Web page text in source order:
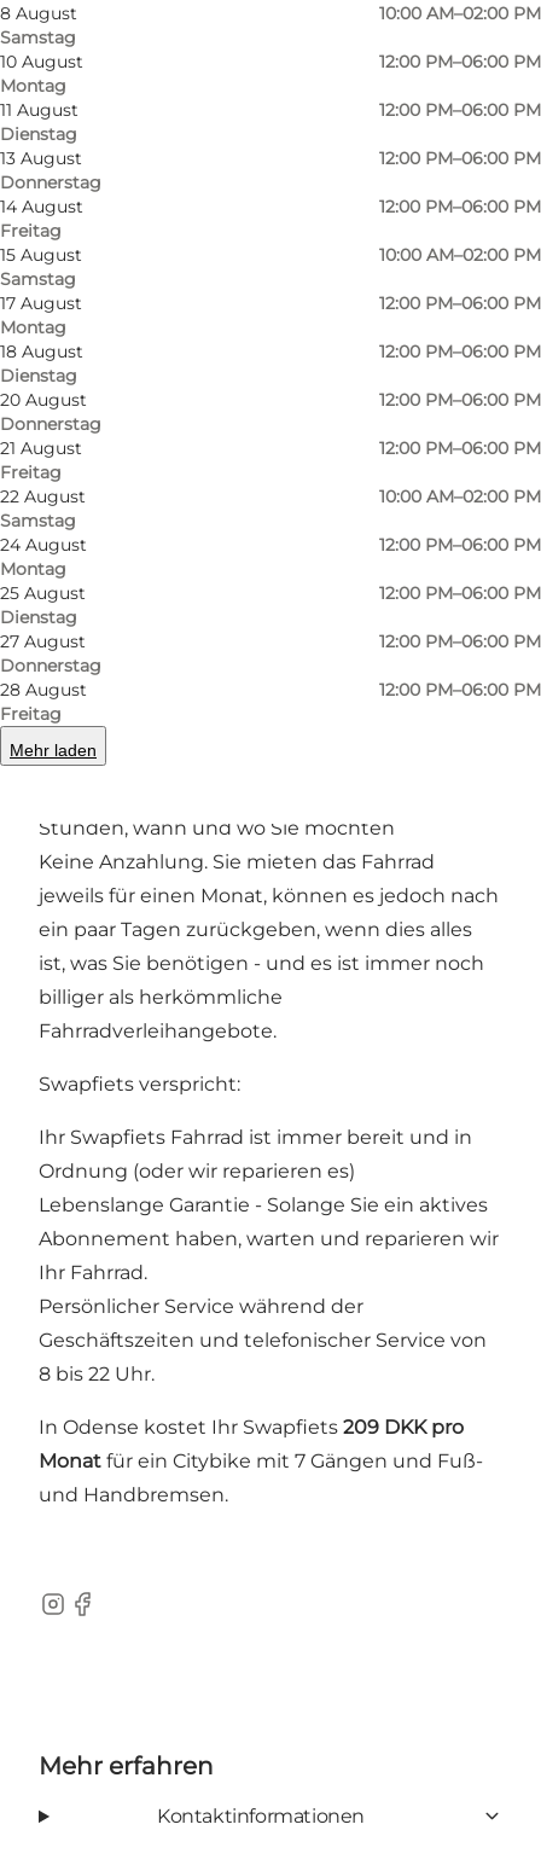
8 August
Samstag
10:00 AM–02:00 PM
10 August
Montag
12:00 PM–06:00 PM
11 August
Dienstag
12:00 PM–06:00 PM
13 August
Donnerstag
12:00 PM–06:00 PM
14 August
Freitag
12:00 PM–06:00 PM
15 August
Samstag
10:00 AM–02:00 PM
17 August
Montag
12:00 PM–06:00 PM
18 August
Dienstag
12:00 PM–06:00 PM
20 August
Donnerstag
12:00 PM–06:00 PM
21 August
Freitag
12:00 PM–06:00 PM
22 August
Samstag
10:00 AM–02:00 PM
24 August
Montag
12:00 PM–06:00 PM
25 August
Dienstag
12:00 PM–06:00 PM
27 August
Donnerstag
12:00 PM–06:00 PM
28 August
Freitag
12:00 PM–06:00 PM
Mehr laden
Swapfiets Foto:
Die Idee:
Sie erhalten ein Fahrrad mit dem legendären
blauen Vorderrad
Stunden, wann und wo Sie möchten
Keine Anzahlung. Sie mieten das Fahrrad
jeweils für einen Monat, können es jedoch nach
ein paar Tagen zurückgeben, wenn dies alles
ist, was Sie benötigen - und es ist immer noch
billiger als herkömmliche
Fahrradverleihangebote.
Swapfiets verspricht:
Ihr Swapfiets Fahrrad ist immer bereit und in
Ordnung (oder wir reparieren es)
Lebenslange Garantie - Solange Sie ein aktives
Abonnement haben, warten und reparieren wir
Ihr Fahrrad.
Persönlicher Service während der
Geschäftszeiten und telefonischer Service von
8 bis 22 Uhr.
In Odense kostet Ihr Swapfiets 209 DKK pro
Monat für ein Citybike mit 7 Gängen und Fuß-
und Handbremsen.
Instagram
Facebook
Mehr erfahren
Kontaktinformationen